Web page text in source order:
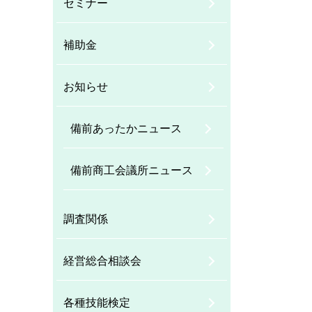
セミナー
補助金
お知らせ
備前あったかニュース
備前商工会議所ニュース
調査関係
経営総合相談会
各種技能検定